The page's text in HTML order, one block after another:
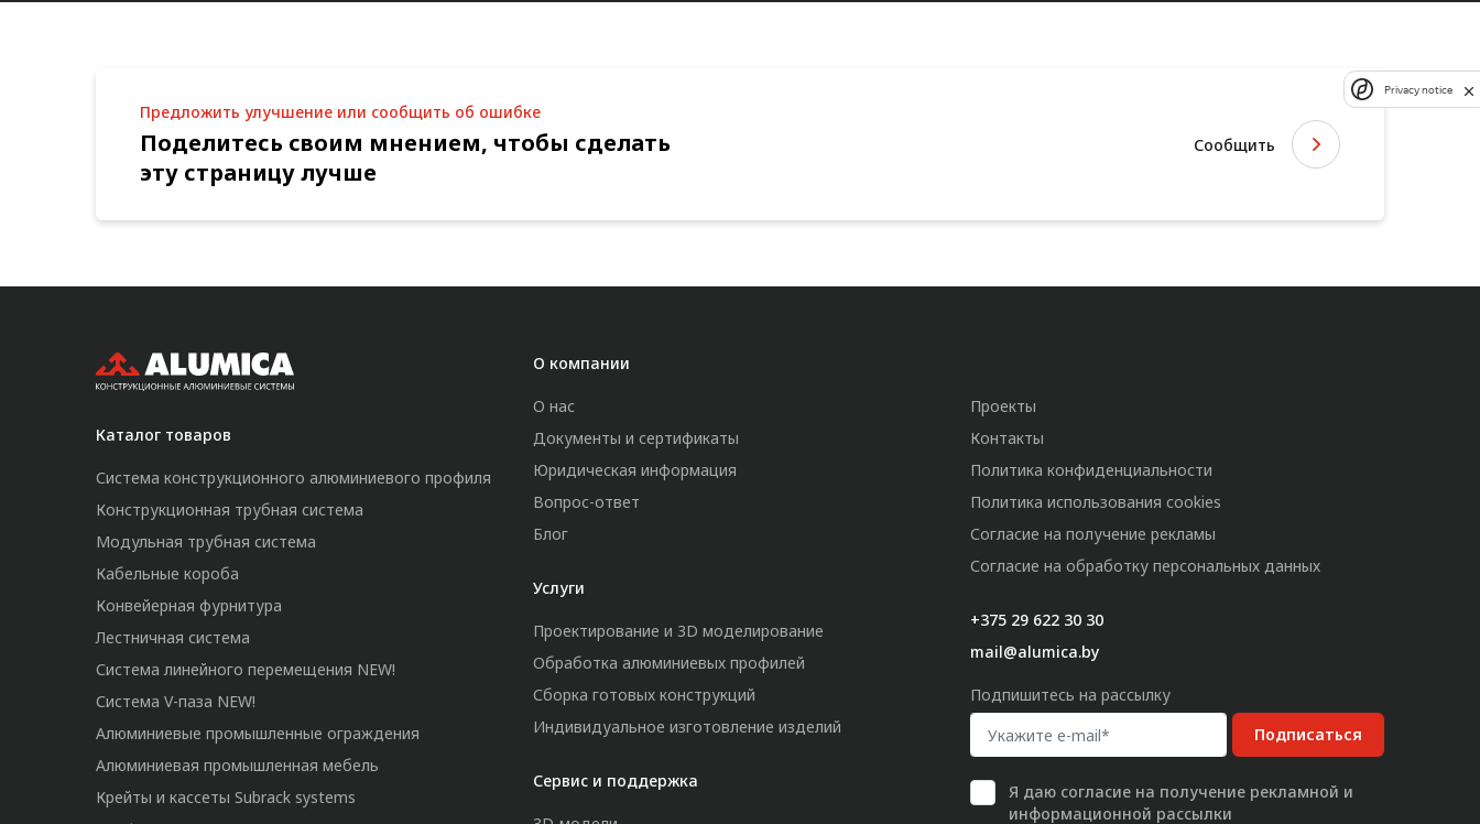
Предложить улучшение или сообщить об ошибке
Поделитесь своим мнением, чтобы сделать
эту страницу лучше
Сообщить
Каталог товаров
Система конструкционного алюминиевого профиля
Конструкционная трубная система
Модульная трубная система
Кабельные короба
Конвейерная фурнитура
Лестничная система
Система линейного перемещения NEW!
Система V-паза NEW!
Алюминиевые промышленные ограждения
Алюминиевая промышленная мебель
Крейты и кассеты Subrack systems
О компании
О нас
Документы и сертификаты
Юридическая информация
Вопрос-ответ
Блог
Услуги
Проектирование и 3D моделирование
Обработка алюминиевых профилей
Сборка готовых конструкций
Индивидуальное изготовление изделий
Сервис и поддержка
Проекты
Контакты
Политика конфиденциальности
Политика использования cookies
Согласие на получение рекламы
Согласие на обработку персональных данных
+375 29 622 30 30
mail@alumica.by
Подпишитесь на рассылку
Подписаться
Я даю согласие на получение рекламной и
информационной рассылки
Privacy notice